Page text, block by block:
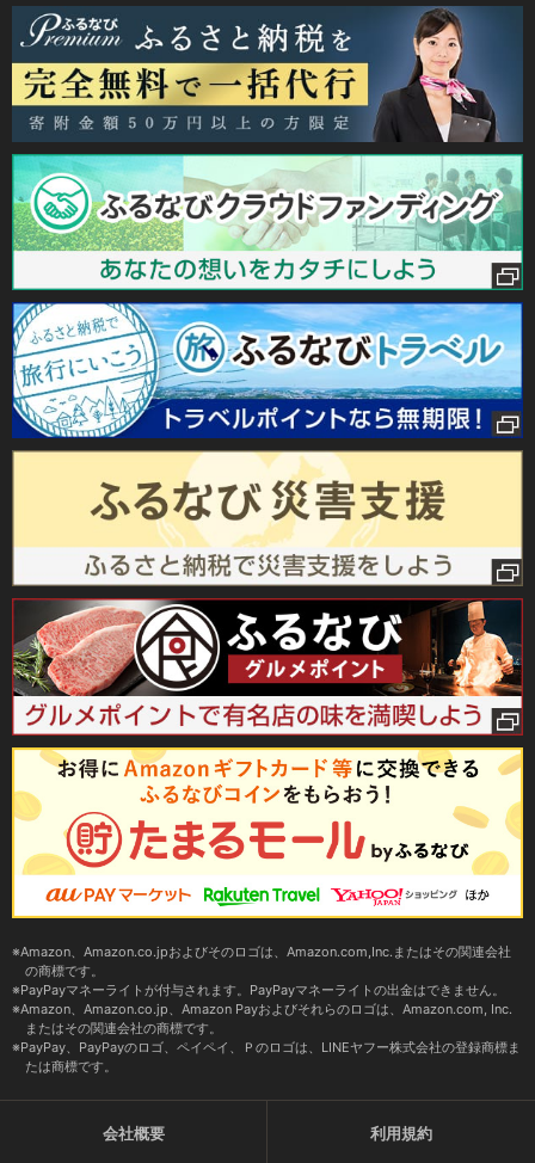
Amazon、Amazon.co.jpおよびそのロゴは、Amazon.com,Inc.またはその関連会社
の商標です。
PayPayマネーライトが付与されます。PayPayマネーライトの出金はできません。
Amazon、Amazon.co.jp、Amazon Payおよびそれらのロゴは、Amazon.com, Inc.
またはその関連会社の商標です。
PayPay、PayPayのロゴ、ペイペイ、Ｐのロゴは、LINEヤフー株式会社の登録商標ま
たは商標です。
会社概要 利用規約